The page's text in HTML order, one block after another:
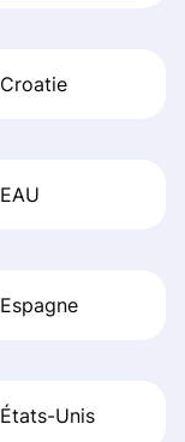
Croatie
EAU
Espagne
États-Unis